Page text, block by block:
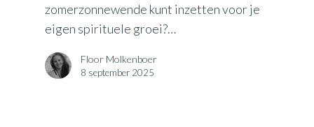
zomerzonnewende kunt inzetten voor je
eigen spirituele groei?…
Floor Molkenboer
8 september 2025